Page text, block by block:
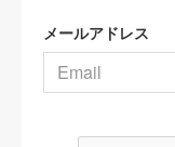
メールアドレス